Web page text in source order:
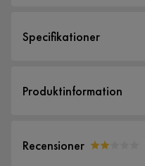
Specifikationer
Storlek
Produktinformation
Recensioner